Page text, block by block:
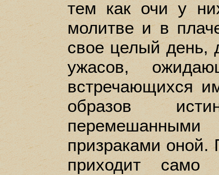
тем как очи у
молитве и в
свое целый день,
ужасов,
встречающихся
образов
призраками оной.
приходит